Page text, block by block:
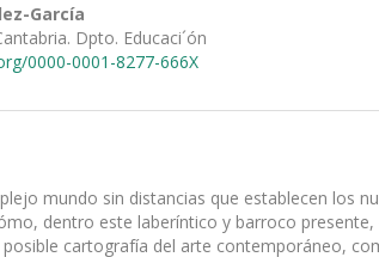
García
Dpto. Educaci´ón
0000-0001-8277-666X
mundo sin distancias que establecen los
dentro este laberíntico y barroco
cartografía del arte contemporáneo,